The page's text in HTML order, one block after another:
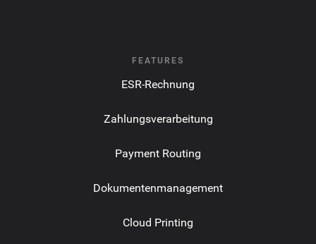
FEATURES
ESR-Rechnung
Zahlungsverarbeitung
Payment Routing
Dokumentenmanagement
Cloud Printing